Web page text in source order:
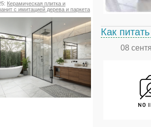
Керамическая плитка и
с имитацией дерева и паркета
Как
08